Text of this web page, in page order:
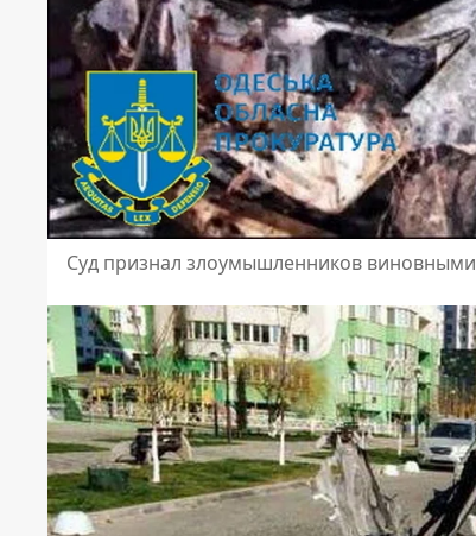
Суд признал злоумышленников виновными